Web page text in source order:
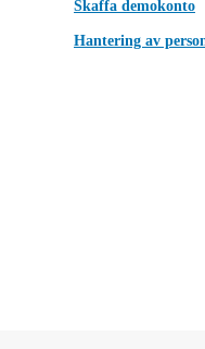
Skaffa demokonto
Hantering av